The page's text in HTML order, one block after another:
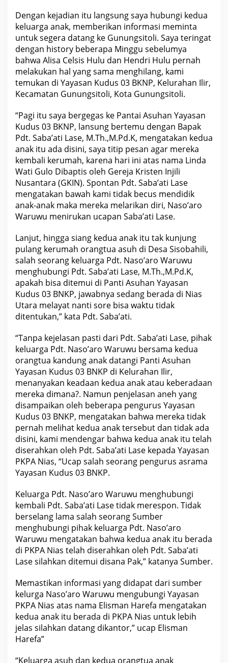
Dengan kejadian itu langsung saya hubungi kedua
keluarga anak, memberikan informasi meminta
untuk segera datang ke Gunungsitoli. Saya teringat
dengan history beberapa Minggu sebelumya
bahwa Alisa Celsis Hulu dan Hendri Hulu pernah
melakukan hal yang sama menghilang, kami
temukan di Yayasan Kudus 03 BKNP, Kelurahan Ilir,
Kecamatan Gunungsitoli, Kota Gunungsitoli.
“Pagi itu saya bergegas ke Pantai Asuhan Yayasan
Kudus 03 BKNP, lansung bertemu dengan Bapak
Pdt. Saba’ati Lase, M.Th.,M.Pd.K, mengatakan kedua
anak itu ada disini, saya titip pesan agar mereka
kembali kerumah, karena hari ini atas nama Linda
Wati Gulo Dibaptis oleh Gereja Kristen Injili
Nusantara (GKIN). Spontan Pdt. Saba’ati Lase
mengatakan bawah kami tidak becus mendidik
anak-anak maka mereka melarikan diri, Naso’aro
Waruwu menirukan ucapan Saba’ati Lase.
Lanjut, hingga siang kedua anak itu tak kunjung
pulang kerumah orangtua asuh di Desa Sisobahili,
salah seorang keluarga Pdt. Naso’aro Waruwu
menghubungi Pdt. Saba’ati Lase, M.Th.,M.Pd.K,
apakah bisa ditemui di Panti Asuhan Yayasan
Kudus 03 BNKP, jawabnya sedang berada di Nias
Utara melayat nanti sore bisa waktu tidak
ditentukan,” kata Pdt. Saba’ati.
“Tanpa kejelasan pasti dari Pdt. Saba’ati Lase, pihak
keluarga Pdt. Naso’aro Waruwu bersama kedua
orangtua kandung anak datangi Panti Asuhan
Yayasan Kudus 03 BNKP di Kelurahan Ilir,
menanyakan keadaan kedua anak atau keberadaan
mereka dimana?. Namun penjelasan aneh yang
disampaikan oleh beberapa pengurus Yayasan
Kudus 03 BNKP, mengatakan bahwa mereka tidak
pernah melihat kedua anak tersebut dan tidak ada
disini, kami mendengar bahwa kedua anak itu telah
diserahkan oleh Pdt. Saba’ati Lase kepada Yayasan
PKPA Nias, “Ucap salah seorang pengurus asrama
Yayasan Kudus 03 BNKP.
Keluarga Pdt. Naso’aro Waruwu menghubungi
kembali Pdt. Saba’ati Lase tidak merespon. Tidak
berselang lama salah seorang Sumber
menghubungi pihak keluarga Pdt. Naso’aro
Waruwu mengatakan bahwa kedua anak itu berada
di PKPA Nias telah diserahkan oleh Pdt. Saba’ati
Lase silahkan ditemui disana Pak,” katanya Sumber.
Memastikan informasi yang didapat dari sumber
kelurga Naso’aro Waruwu mengubungi Yayasan
PKPA Nias atas nama Elisman Harefa mengatakan
kedua anak itu berada di PKPA Nias untuk lebih
jelas silahkan datang dikantor,” ucap Elisman
Harefa”
“Keluarga asuh dan kedua orangtua anak